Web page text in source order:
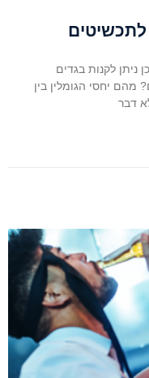
לתכשיטים
ניתן לקנות בגדים
מהם יחסי הגומלין בין
דבר